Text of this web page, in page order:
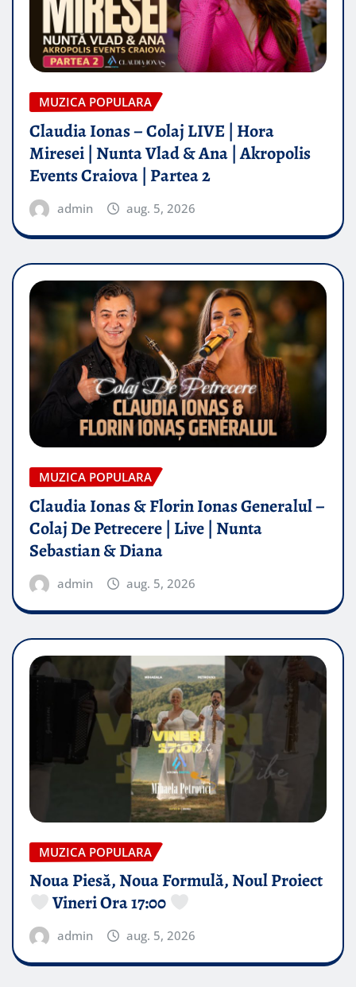
MUZICA POPULARA
Claudia Ionas – Colaj LIVE | Hora
Miresei | Nunta Vlad & Ana | Akropolis
Events Craiova | Partea 2
admin aug. 5, 2026
MUZICA POPULARA
Claudia Ionas & Florin Ionas Generalul –
Colaj De Petrecere | Live | Nunta
Sebastian & Diana
admin aug. 5, 2026
MUZICA POPULARA
Noua Piesă, Noua Formulă, Noul Proiect
Vineri Ora 17:00
admin aug. 5, 2026